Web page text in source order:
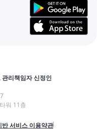
관리책임자 신정인
워 11층
반 서비스 이용약관